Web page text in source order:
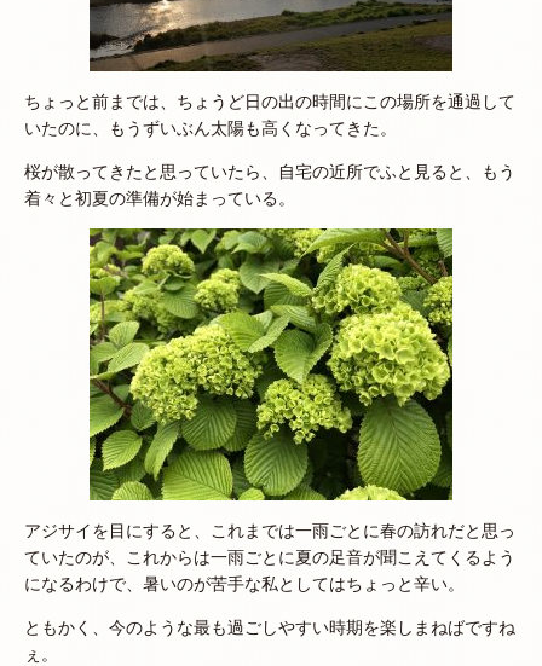
ちょっと前までは、ちょうど日の出の時間にこの場所を通過して
いたのに、もうずいぶん太陽も高くなってきた。
桜が散ってきたと思っていたら、自宅の近所でふと見ると、もう
着々と初夏の準備が始まっている。
アジサイを目にすると、これまでは一雨ごとに春の訪れだと思っ
ていたのが、これからは一雨ごとに夏の足音が聞こえてくるよう
になるわけで、暑いのが苦手な私としてはちょっと辛い。
ともかく、今のような最も過ごしやすい時期を楽しまねばですね
ぇ。